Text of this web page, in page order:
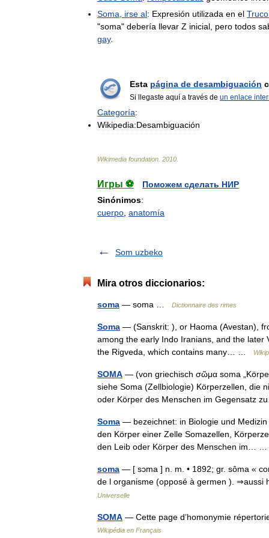
Soma
irse al: Expresión utilizada en el Truco
"soma" debería llevar Z inicial pero todos
gay.
Esta página de desambiguación
Si llegaste aquí a través de un enlace
Categoría:
Wikipedia:Desambiguación
Wikimedia foundation 2010
Игры ⚽
Поможем сделать НИР
Sinónimos:
cuerpo anatomía
Som uzbeko
Mira otros diccionarios:
soma — soma … Dictionnaire des rimes
Soma — (Sanskrit: ), or Haoma (Avestan),
among the early Indo Iranians, and the later
the Rigveda, which contains many… …
SOMA — (von griechisch σῶμα soma
siehe Soma (Zellbiologie) Körperzellen, die
oder Körper des Menschen im
Soma — bezeichnet: in Biologie und
den Körper einer Zelle Somazellen,
den Leib oder Körper des Menschen im…
soma — [ sɔma ] n. m. • 1892; gr. sôma «
de l organisme (opposé à germen ).
Universelle
SOMA — Cette page d’homonymie
Wikipédia en Français